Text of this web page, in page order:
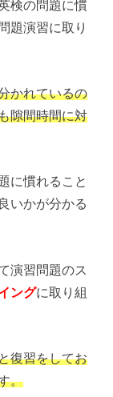
検の問題に慣
題演習に取り
かれているの
隙間時間に対
に慣れること
いかが分かる
演習問題のス
ングに取り組
復習をしてお
。